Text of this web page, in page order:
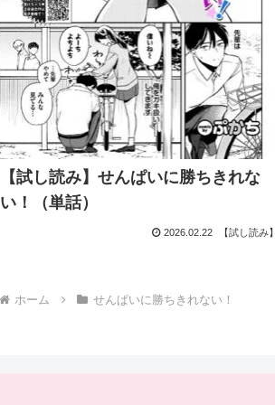
【試し読み】せんぱいに勝ちきれな
い！（単話）
2026.02.22 【試し読み】
ホーム せんぱいに勝ちきれない！